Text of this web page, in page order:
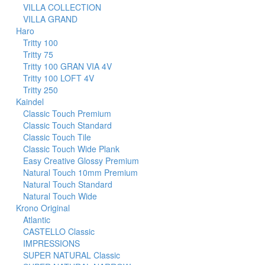
VILLA COLLECTION
VILLA GRAND
Haro
Tritty 100
Tritty 75
Tritty 100 GRAN VIA 4V
Tritty 100 LOFT 4V
Tritty 250
Kaindel
Classic Touch Premium
Classic Touch Standard
Classic Touch Tile
Classic Touch Wide Plank
Easy Creative Glossy Premium
Natural Touch 10mm Premium
Natural Touch Standard
Natural Touch Wide
Krono Original
Atlantic
CASTELLO Classic
IMPRESSIONS
SUPER NATURAL Classic